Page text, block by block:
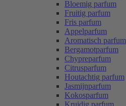
Bloemig parfum
Fruitig parfum
Fris parfum
Appelparfum
Aromatisch parfum
Bergamotparfum
Chypreparfum
Citrusparfum
Houtachtig parfum
Jasmijnparfum
Kokosparfum
Kruidig parfum